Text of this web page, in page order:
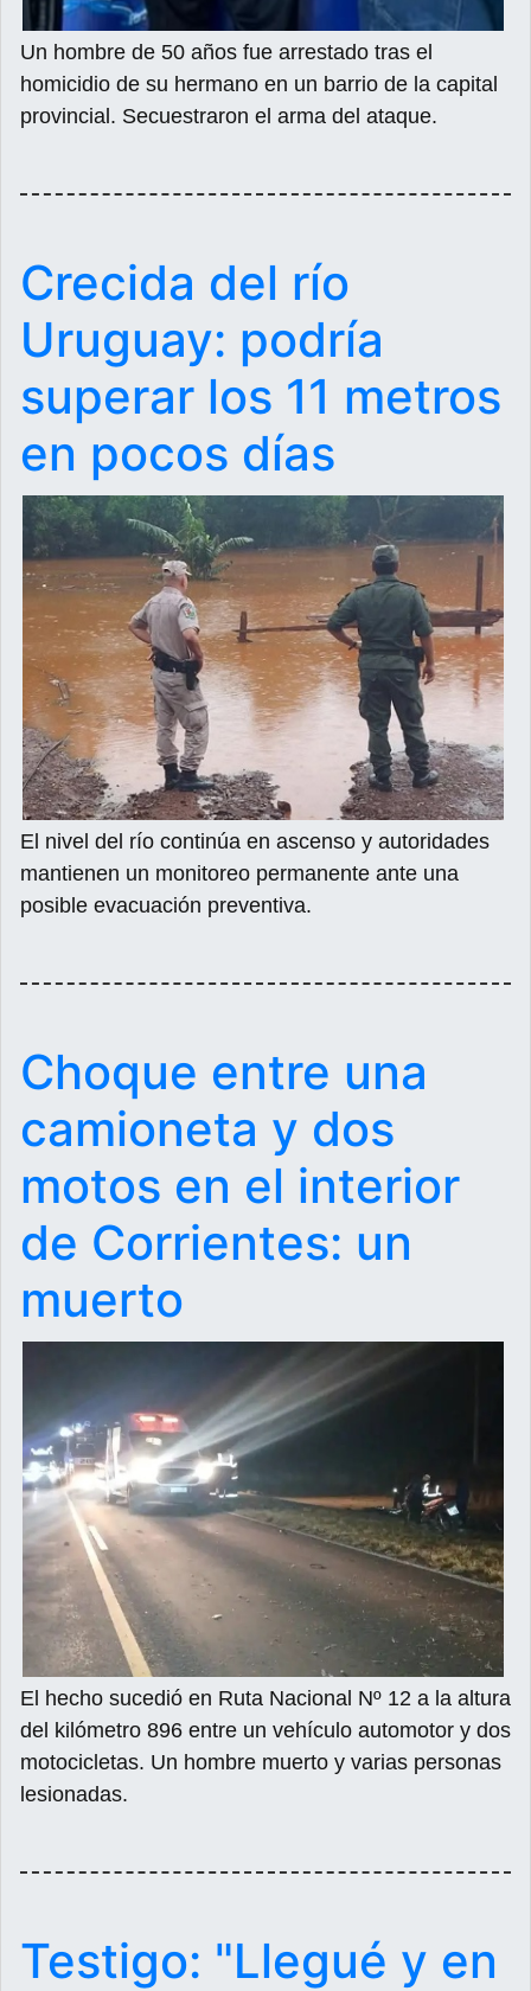
Un hombre de 50 años fue arrestado tras el
homicidio de su hermano en un barrio de la capital
provincial. Secuestraron el arma del ataque.
Crecida del río
Uruguay: podría
superar los 11 metros
en pocos días
El nivel del río continúa en ascenso y autoridades
mantienen un monitoreo permanente ante una
posible evacuación preventiva.
Choque entre una
camioneta y dos
motos en el interior
de Corrientes: un
muerto
El hecho sucedió en Ruta Nacional Nº 12 a la altura
del kilómetro 896 entre un vehículo automotor y dos
motocicletas. Un hombre muerto y varias personas
lesionadas.
Testigo: "Llegué y en